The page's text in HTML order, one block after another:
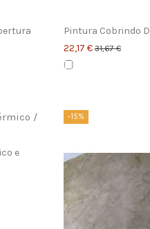
Pintura Cobrindo
22,17 €31,67 €
e
-15%